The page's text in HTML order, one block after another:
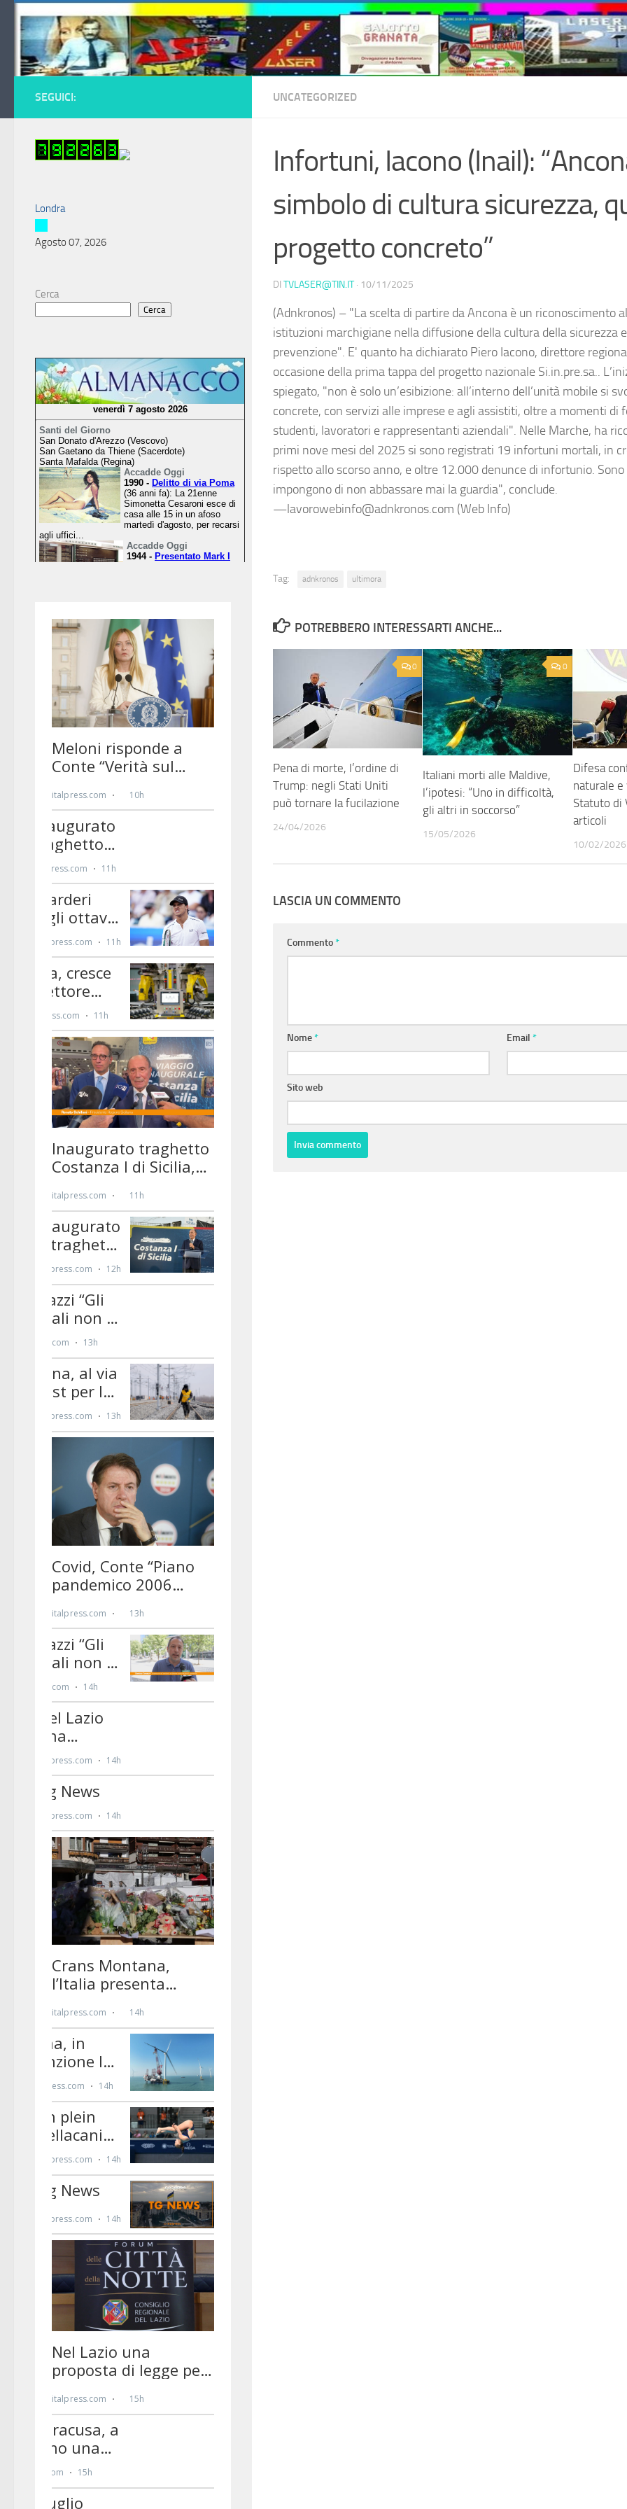
Salta al contenuto
UNCATEGORIZED
Infortuni, Iacono (Inail):
simbolo di cultura sicurezza,
progetto concreto”
DI TVLASER@TIN.IT · 10/11/2025
(Adnkronos) – "La scelta di partire da Ancona è un riconoscimento
istituzioni marchigiane nella diffusione della cultura della sicurezza
prevenzione". E' quanto ha dichiarato Piero Iacono, direttore
occasione della prima tappa del progetto nazionale Si.in.pre.sa..
spiegato, "non è solo un’esibizione: all’interno dell’unità mobile si
concrete, con servizi alle imprese e agli assistiti, oltre a momenti di
studenti, lavoratori e rappresentanti aziendali". Nelle Marche, ha
primi nove mesi del 2025 si sono registrati 19 infortuni mortali, in
rispetto allo scorso anno, e oltre 12.000 denunce di infortunio. Sono
impongono di non abbassare mai la guardia", conclude.
—lavorowebinfo@adnkronos.com (Web Info)
Tag: adnkronos ultimora
POTREBBERO INTERESSARTI ANCHE...
0
Pena di morte, l’ordine di
Trump: negli Stati Uniti
può tornare la fucilazione
24/04/2026
0
Italiani morti alle Maldive,
l’ipotesi: “Uno in difficoltà,
gli altri in soccorso”
15/05/2026
Difesa
naturale e
Statuto di
articoli
10/02/2026
LASCIA UN COMMENTO
Commento*
Nome* Email*
Sito web
SEGUICI:
Londra
Agosto 07, 2026
Cerca
Cerca